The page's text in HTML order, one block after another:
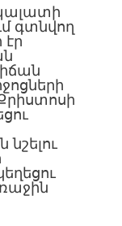
գտնվող
էր